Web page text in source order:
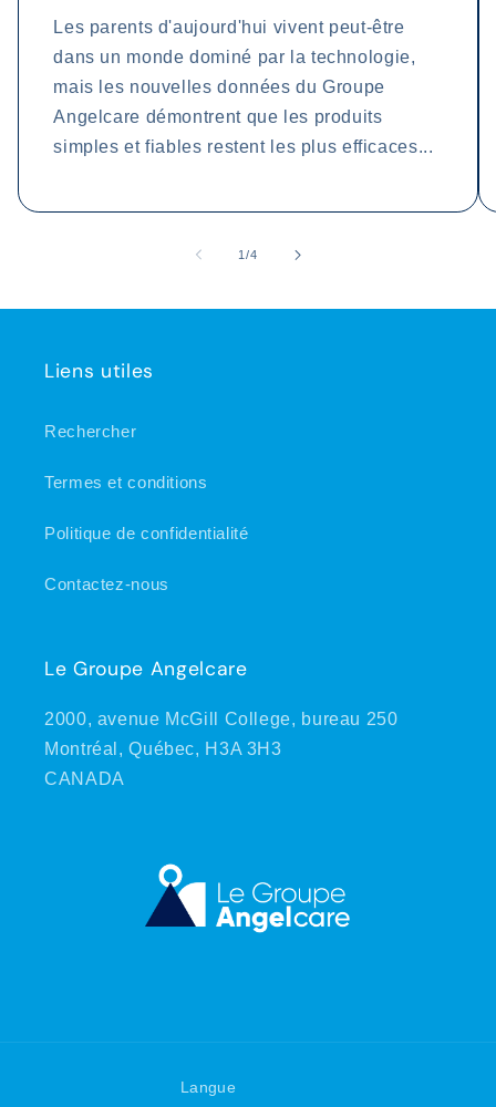
Les parents d'aujourd'hui vivent peut-être
dans un monde dominé par la technologie,
mais les nouvelles données du Groupe
Angelcare démontrent que les produits
simples et fiables restent les plus efficaces...
1/de
4
Liens utiles
Rechercher
Termes et conditions
Politique de confidentialité
Contactez-nous
Le Groupe Angelcare
2000, avenue McGill College, bureau 250
Montréal, Québec, H3A 3H3
CANADA
Langue